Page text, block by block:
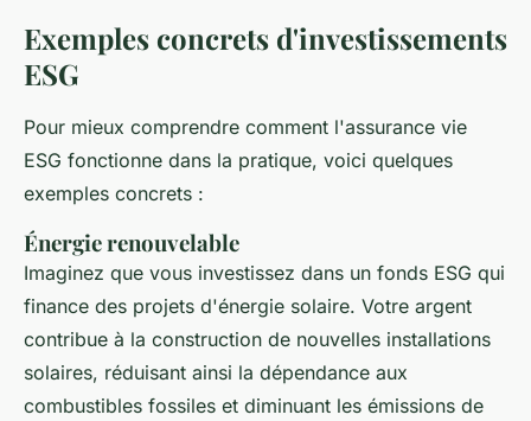
Exemples concrets d'investissements
ESG
Pour mieux comprendre comment l'assurance vie
ESG fonctionne dans la pratique, voici quelques
exemples concrets :
Énergie renouvelable
Imaginez que vous investissez dans un fonds ESG qui
finance des projets d'énergie solaire. Votre argent
contribue à la construction de nouvelles installations
solaires, réduisant ainsi la dépendance aux
combustibles fossiles et diminuant les émissions de